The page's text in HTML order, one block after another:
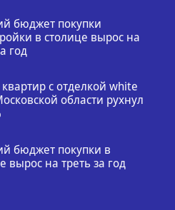
бюджет покупки
в столице вырос на
год
с отделкой white
области рухнул
бюджет покупки в
вырос на треть за год